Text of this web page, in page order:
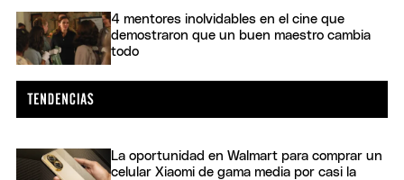
4 mentores inolvidables en el cine que
demostraron que un buen maestro cambia
todo
La oportunidad en Walmart para comprar un
celular Xiaomi de gama media por casi la